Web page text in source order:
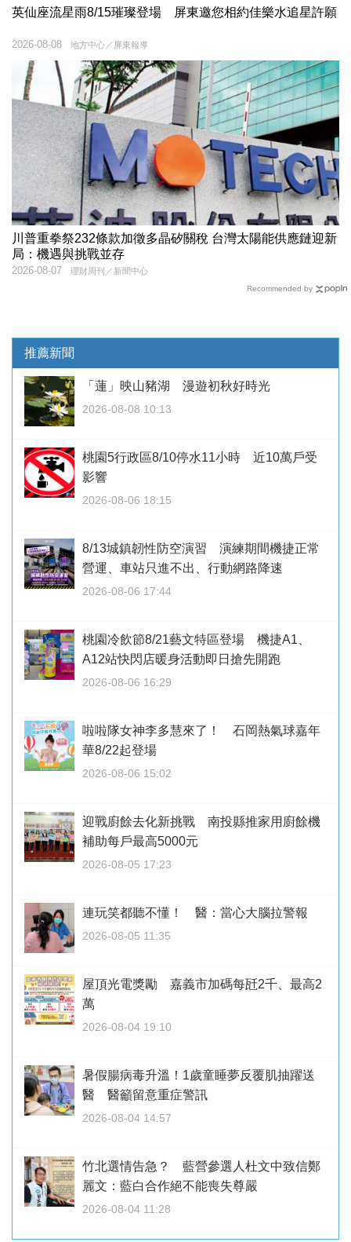
英仙座流星雨8/15璀璨登場 屏東邀您相約佳樂水追星許願
地方中心／屏東報導
2026-08-08
川普重拳祭232條款加徵多晶矽關稅 台灣太陽能供應鏈迎新
局：機遇與挑戰並存
理財周刊／新聞中心
2026-08-07
Recommended by
推薦新聞
「蓮」映山豬湖 漫遊初秋好時光
2026-08-08 10:13
桃園5行政區8/10停水11小時 近10萬戶受
影響
2026-08-06 18:15
8/13城鎮韌性防空演習 演練期間機捷正常
營運、車站只進不出、行動網路降速
2026-08-06 17:44
桃園冷飲節8/21藝文特區登場 機捷A1、
A12站快閃店暖身活動即日搶先開跑
2026-08-06 16:29
啦啦隊女神李多慧來了！ 石岡熱氣球嘉年
華8/22起登場
2026-08-06 15:02
迎戰廚餘去化新挑戰 南投縣推家用廚餘機
補助每戶最高5000元
2026-08-05 17:23
連玩笑都聽不懂！ 醫：當心大腦拉警報
2026-08-05 11:35
屋頂光電獎勵 嘉義市加碼每瓩2千、最高2
萬
2026-08-04 19:10
暑假腸病毒升溫！1歲童睡夢反覆肌抽躍送
醫 醫籲留意重症警訊
2026-08-04 14:57
竹北選情告急？ 藍營參選人杜文中致信鄭
麗文：藍白合作絕不能喪失尊嚴
2026-08-04 11:28